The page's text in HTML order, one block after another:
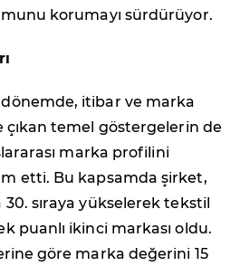
korumayı sürdürüyor.
dönemde, itibar ve marka
çıkan temel göstergelerin de
marka profilini
etti. Bu kapsamda şirket,
30. sıraya yükselerek tekstil
puanlı ikinci markası oldu.
göre marka değerini 15